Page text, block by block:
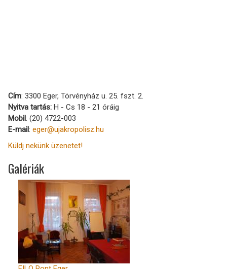
Cím: 3300 Eger, Törvényház u. 25. fszt. 2.
Nyitva tartás: H - Cs 18 - 21 óráig
Mobil: (20) 4722-003
E-mail: eger@ujakropolisz.hu
Küldj nekünk üzenetet!
Galériák